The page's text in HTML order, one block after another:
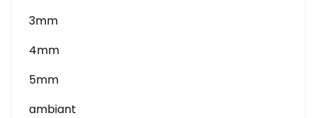
3mm
4mm
5mm
ambiant